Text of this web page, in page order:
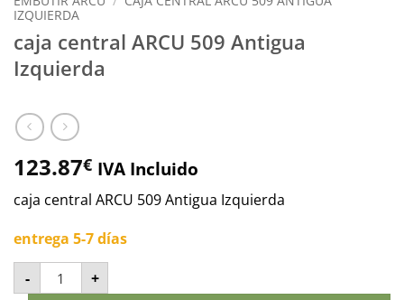
IZQUIERDA
caja central ARCU 509 Antigua
Izquierda
123.87€ IVA Incluido
caja central ARCU 509 Antigua Izquierda
entrega 5-7 días
-
caja central ARCU 509 Antigua Izquierda cantidad
+